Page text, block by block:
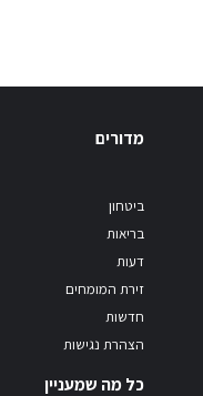
מדורים
ביטחון
בריאות
דעות
זירת המומחים
חדשות
הצהרת נגישות
כל מה שמעניין